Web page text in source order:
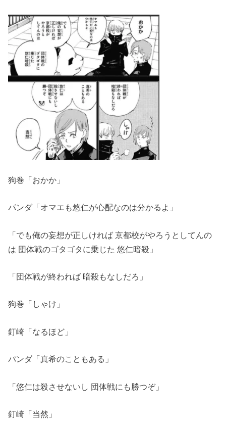
狗巻「おかか」
パンダ「オマエも悠仁が心配なのは分かるよ」
「でも俺の妄想が正しければ 京都校がやろうとしてんの
は 団体戦のゴタゴタに乗じた 悠仁暗殺」
「団体戦が終われば 暗殺もなしだろ」
狗巻「しゃけ」
釘崎「なるほど」
パンダ「真希のこともある」
「悠仁は殺させないし 団体戦にも勝つぞ」
釘崎「当然」